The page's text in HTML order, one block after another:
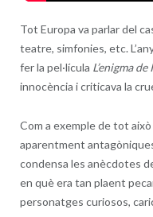
Tot Europa va parlar del
teatre, simfonies, etc.
fer la pel·lícula L’enigma
innocència i criticava la
Com a exemple de tot
aparentment
condensa les anècdotes
en què era tan plaent
personatges curiosos,